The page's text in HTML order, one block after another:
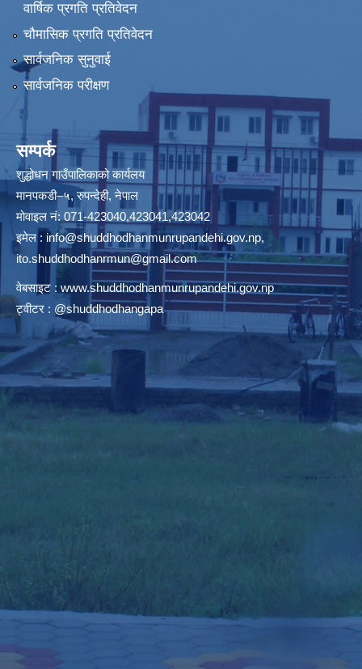
वार्षिक प्रगति प्रतिवेदन
चौमासिक प्रगति प्रतिवेदन
सार्वजनिक सुनुवाई
सार्वजनिक परीक्षण
सम्पर्क
शुद्धोधन गाउँपालिकाको कार्यलय
मानपकडी–५, रुपन्देही, नेपाल
मोवाइल नं: 071-423040,423041,423042
इमेल : info@shuddhodhanmunrupandehi.gov.np,
ito.shuddhodhanrmun@gmail.com
वेबसाइट : www.shuddhodhanmunrupandehi.gov.np
ट्वीटर : @shuddhodhangapa